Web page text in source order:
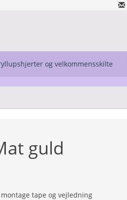
og velkommensskilte
guld
tape og vejledning